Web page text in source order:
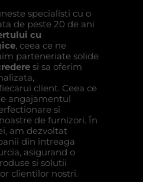
specialisti cu o
de peste 20 de ani
cu
, ceea ce ne
parteneriate solide
si sa oferim
client. Ceea ce
angajamentul
si
de furnizori. În
am dezvoltat
din intreaga
asigurand o
si solutii
clientilor nostri.